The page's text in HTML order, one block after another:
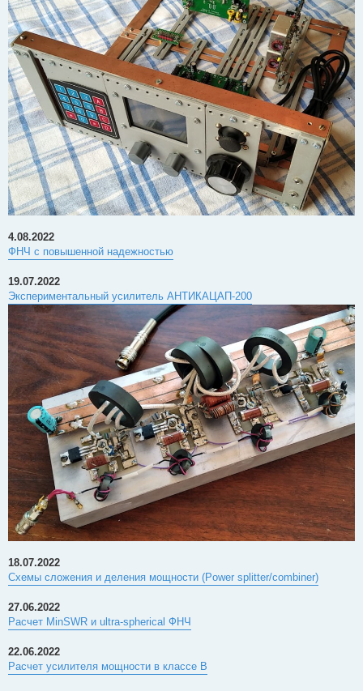
4.08.2022
ФНЧ с повышенной надежностью
19.07.2022
Экспериментальный усилитель АНТИКАЦАП-200
18.07.2022
Схемы сложения и деления мощности (Power splitter/combiner)
27.06.2022
Расчет MinSWR и ultra-spherical ФНЧ
22.06.2022
Расчет усилителя мощности в классе B